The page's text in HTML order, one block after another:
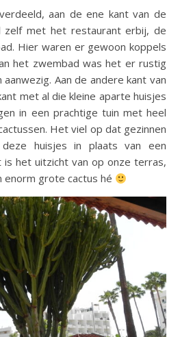
aan de ene kant van de
met het restaurant erbij, de
Hier waren er gewoon koppels
het zwembad was het er rustig
Aan de andere kant van
met al die kleine aparte huisjes
in een prachtige tuin met heel
Het viel op dat gezinnen
huisjes in plaats van een
is het uitzicht van op onze terras,
enorm grote cactus hé